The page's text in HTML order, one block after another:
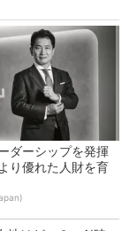
ダーシップを発揮
り優れた人財を育